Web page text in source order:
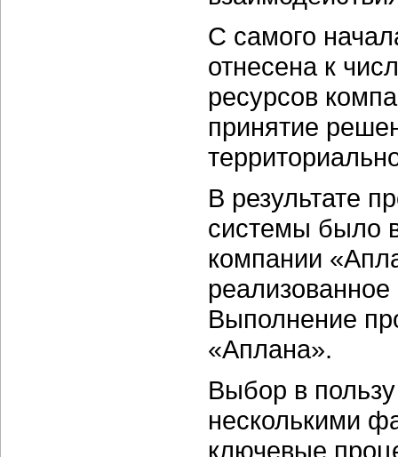
С самого
отнесена к
ресурсов
принятие
В результате
системы было
компании
Выполнение
«Аплана».
Выбор в
несколькими
ключевые